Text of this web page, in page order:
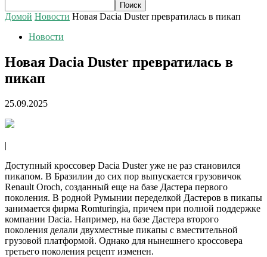
Домой Новости Новая Dacia Duster превратилась в пикап
Новости
Новая Dacia Duster превратилась в
пикап
25.09.2025
|
Доступный кроссовер Dacia Duster уже не раз становился
пикапом. В Бразилии до сих пор выпускается грузовичок
Renault Oroch, созданный еще на базе Дастера первого
поколения. В родной Румынии переделкой Дастеров в пикапы
занимается фирма Romturingia, причем при полной поддержке
компании Dacia. Например, на базе Дастера второго
поколения делали двухместные пикапы с вместительной
грузовой платформой. Однако для нынешнего кроссовера
третьего поколения рецепт изменен.